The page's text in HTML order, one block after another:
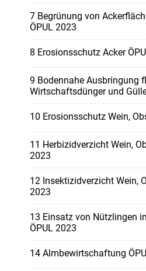
7 Begrünung von
ÖPUL 2023
8 Erosionsschutz Acker
9 Bodennahe Ausbringung
Wirtschaftsdünger und
10 Erosionsschutz Wein,
11 Herbizidverzicht Wein,
2023
12 Insektizidverzicht Wein,
2023
13 Einsatz von Nützlingen
ÖPUL 2023
14 Almbewirtschaftung